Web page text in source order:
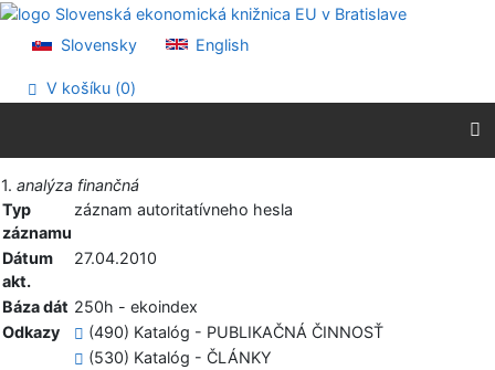
Prejsť na obsah
Prehlásenie o webovej prístupnosti
Slovensky English
V košíku (0)
Vytlačiť
1. analýza finančná
Typ
záznamu
záznam autoritatívneho hesla
Dátum
akt.
27.04.2010
Báza dát 250h - ekoindex
Odkazy
(490) Katalóg - PUBLIKAČNÁ ČINNOSŤ
(530) Katalóg - ČLÁNKY